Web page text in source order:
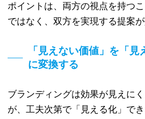
ポイントは、両方の視点を持つ
ではなく、双方を実現する提案が
「見えない価値」を「見
に変換する
ブランディングは効果が見えに
が、工夫次第で「見える化」でき